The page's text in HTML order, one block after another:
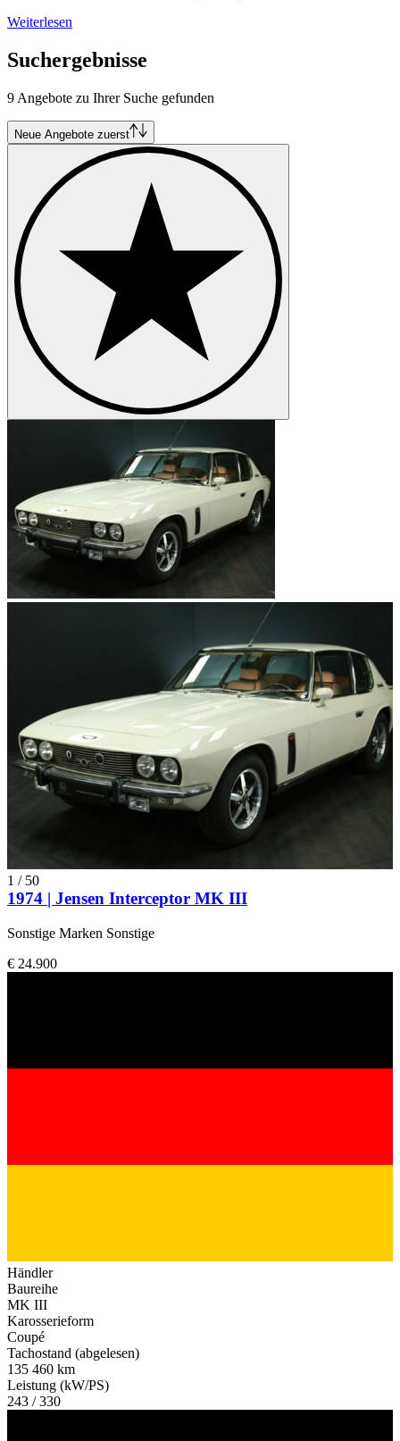
Weiterlesen
Suchergebnisse
9 Angebote zu Ihrer Suche gefunden
Neue Angebote zuerst
1 / 50
1974 | Jensen Interceptor MK III
Sonstige Marken Sonstige
€ 24.900
Händler
Baureihe
MK III
Karosserieform
Coupé
Tachostand (abgelesen)
135 460 km
Leistung (kW/PS)
243 / 330